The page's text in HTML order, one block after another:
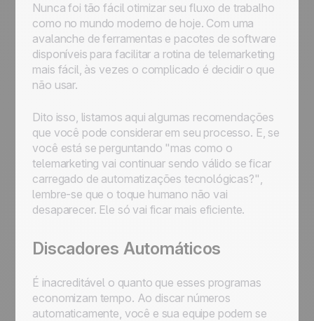
Nunca foi tão fácil otimizar seu fluxo de trabalho
como no mundo moderno de hoje. Com uma
avalanche de ferramentas e pacotes de software
disponíveis para facilitar a rotina de telemarketing
mais fácil, às vezes o complicado é decidir o que
não usar.
Dito isso, listamos aqui algumas recomendações
que você pode considerar em seu processo. E, se
você está se perguntando "mas como o
telemarketing vai continuar sendo válido se ficar
carregado de automatizações tecnológicas?",
lembre-se que o toque humano não vai
desaparecer. Ele só vai ficar mais eficiente.
Discadores Automáticos
É inacreditável o quanto que esses programas
economizam tempo. Ao discar números
automaticamente, você e sua equipe podem se